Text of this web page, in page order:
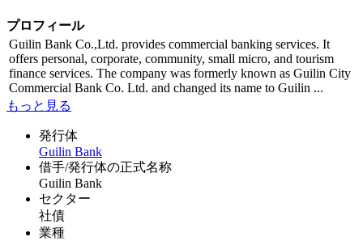
プロフィール
Guilin Bank Co.,Ltd. provides commercial banking services. It
offers personal, corporate, community, small micro, and tourism
finance services. The company was formerly known as Guilin City
Commercial Bank Co. Ltd. and changed its name to Guilin ...
もっと見る
発行体
Guilin Bank
借手/発行体の正式名称
Guilin Bank
セクター
社債
業種